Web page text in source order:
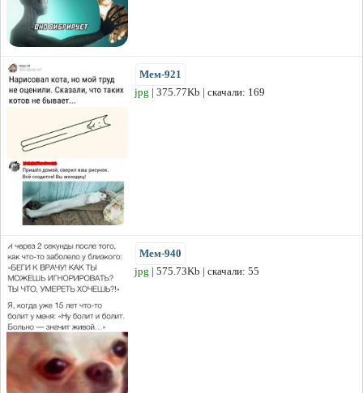
Мем-921
jpg | 375.77Kb | скачали: 169
Мем-940
jpg | 575.73Kb | скачали: 55